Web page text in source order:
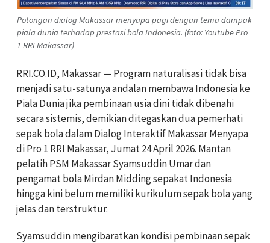
Potongan dialog Makassar menyapa pagi dengan tema dampak
piala dunia terhadap prestasi bola Indonesia. (foto: Youtube Pro
1 RRI Makassar)
RRI.CO.ID, Makassar — Program naturalisasi tidak bisa
menjadi satu-satunya andalan membawa Indonesia ke
Piala Dunia jika pembinaan usia dini tidak dibenahi
secara sistemis, demikian ditegaskan dua pemerhati
sepak bola dalam Dialog Interaktif Makassar Menyapa
di Pro 1 RRI Makassar, Jumat 24 April 2026. Mantan
pelatih PSM Makassar Syamsuddin Umar dan
pengamat bola Mirdan Midding sepakat Indonesia
hingga kini belum memiliki kurikulum sepak bola yang
jelas dan terstruktur.
Syamsuddin mengibaratkan kondisi pembinaan sepak